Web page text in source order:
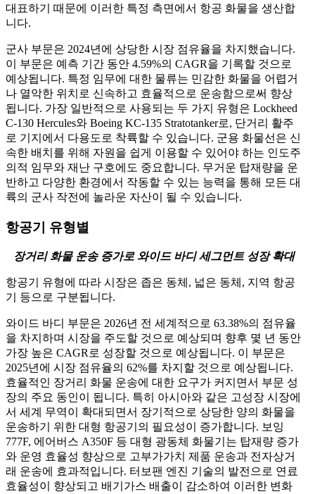
대표하기 때문에 이러한 특정 측면에서 항공 화물을 생산합
니다.
군사 부문은 2024년에 상당한 시장 점유율을 차지했습니다.
이 부문은 예측 기간 동안 4.59%의 CAGR을 기록할 것으로
예상됩니다. 특정 임무에 대한 물류는 민감한 화물을 어렵거
나 열악한 위치로 신속하고 효율적으로 운송함으로써 향상
됩니다. 가장 일반적으로 사용되는 두 가지 유형은 Lockheed
C-130 Hercules와 Boeing KC-135 Stratotanker로, 단거리 활주
로 기지에서 다용도로 착륙할 수 있습니다. 군용 화물선은 신
속한 배치를 위해 자원을 쉽게 이용할 수 있어야 하는 인도주
의적 임무와 재난 구호에도 중요합니다. 무거운 탑재량을 운
반하고 다양한 환경에서 작동할 수 있는 능력을 통해 모든 대
륙의 군사 작전에 놀라운 자산이 될 수 있습니다.
항공기 유형별
장거리 화물 운송 증가로 와이드 바디 세그먼트 성장 확대
항공기 유형에 따라 시장은 좁은 동체, 넓은 동체, 지역 항공
기 등으로 구분됩니다.
와이드 바디 부문은 2026년 전 세계적으로 63.38%의 점유율
을 차지하며 시장을 주도할 것으로 예상되며 향후 몇 년 동안
가장 높은 CAGR로 성장할 것으로 예상됩니다. 이 부문은
2025년에 시장 점유율의 62%를 차지할 것으로 예상됩니다.
효율적인 장거리 화물 운송에 대한 요구가 커지면서 부문 성
장의 주요 동인이 됩니다. 특히 아시아와 같은 고성장 시장에
서 세계 무역이 확대되면서 장기적으로 상당한 양의 화물을
운송하기 위한 대형 항공기의 필요성이 증가합니다. 보잉
777F, 에어버스 A350F 등 대형 광동체 화물기는 탑재량 증가
와 운영 효율성 향상으로 고부가가치 제품 운송과 전자상거
래 운송에 효과적입니다. 터보팬 엔진 기술의 발전으로 연료
효율성이 향상되고 배기가스 배출이 감소하여 이러한 변화